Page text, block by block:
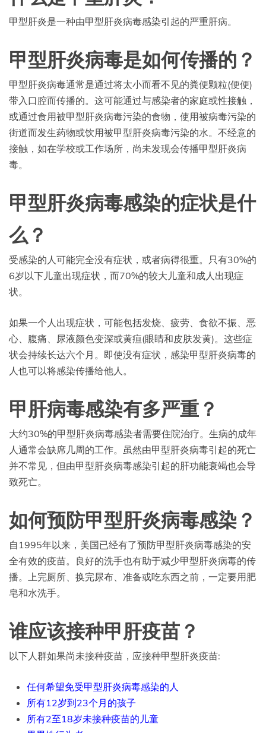
甲型肝炎是一种由甲型肝炎病毒感染引起的严重肝病。
甲型肝炎病毒是如何传播的？
甲型肝炎病毒通常是通过将太小而看不见的粪便颗粒(便便)
带入口腔而传播的。这可能通过与感染者的家庭或性接触，
或通过食用被甲型肝炎病毒污染的食物，使用被病毒污染的
街道而发生药物或饮用被甲型肝炎病毒污染的水。不经意的
接触，如在学校或工作场所，尚未发现会传播甲型肝炎病
毒。
甲型肝炎病毒感染的症状是什
么？
受感染的人可能完全没有症状，或者病得很重。只有30%的
6岁以下儿童出现症状，而70%的较大儿童和成人出现症
状。
如果一个人出现症状，可能包括发烧、疲劳、食欲不振、恶
心、腹痛、尿液颜色变深或黄疸(眼睛和皮肤发黄)。这些症
状会持续长达六个月。即使没有症状，感染甲型肝炎病毒的
人也可以将感染传播给他人。
甲肝病毒感染有多严重？
大约30%的甲型肝炎病毒感染者需要住院治疗。生病的成年
人通常会缺席几周的工作。虽然由甲型肝炎病毒引起的死亡
并不常见，但由甲型肝炎病毒感染引起的肝功能衰竭也会导
致死亡。
如何预防甲型肝炎病毒感染？
自1995年以来，美国已经有了预防甲型肝炎病毒感染的安
全有效的疫苗。良好的洗手也有助于减少甲型肝炎病毒的传
播。上完厕所、换完尿布、准备或吃东西之前，一定要用肥
皂和水洗手。
谁应该接种甲肝疫苗？
以下人群如果尚未接种疫苗，应接种甲型肝炎疫苗:
任何希望免受甲型肝炎病毒感染的人
所有12岁到23个月的孩子
所有2至18岁未接种疫苗的儿童